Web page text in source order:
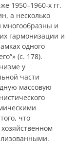
1950–1960‑х гг.
а несколько
многообразны и
гармонизации и
одного
(с. 178).
у
части
массовую
что